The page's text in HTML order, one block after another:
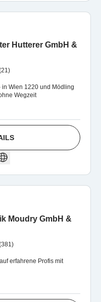
Hutterer GmbH &
Wien 1220 und Mödling
Wegzeit
Moudry GmbH &
erfahrene Profis mit